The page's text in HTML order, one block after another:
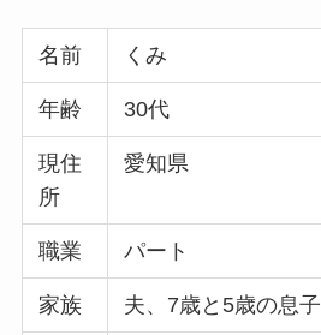
名前 くみ
年齢 30代
現住
所
愛知県
職業 パート
家族 夫、7歳と5歳の息子